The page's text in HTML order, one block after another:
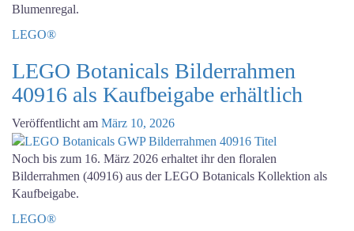
Blumenregal.
LEGO®
LEGO Botanicals Bilderrahmen
40916 als Kaufbeigabe erhältlich
Veröffentlicht am März 10, 2026
Noch bis zum 16. März 2026 erhaltet ihr den floralen
Bilderrahmen (40916) aus der LEGO Botanicals Kollektion als
Kaufbeigabe.
LEGO®